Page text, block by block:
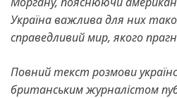
Україна важлива для них
справедливий мир, якого
Повний текст розмови
британським журналістом